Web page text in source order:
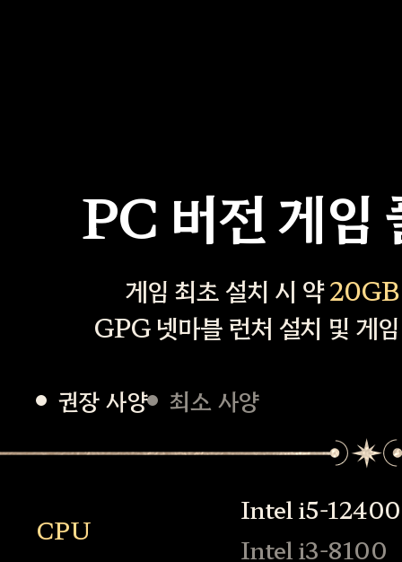
PC 버전 게임
게임 최초 설치 시 약20GB
GPG 넷마블 런처 설치 및 게
권장 사양 최소 사양
CPU
Intel i3-8100
Intel i5-12400